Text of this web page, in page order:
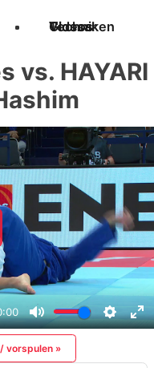
Techniken
Videos
Glossar
vs. HAYARI
vorspulen »